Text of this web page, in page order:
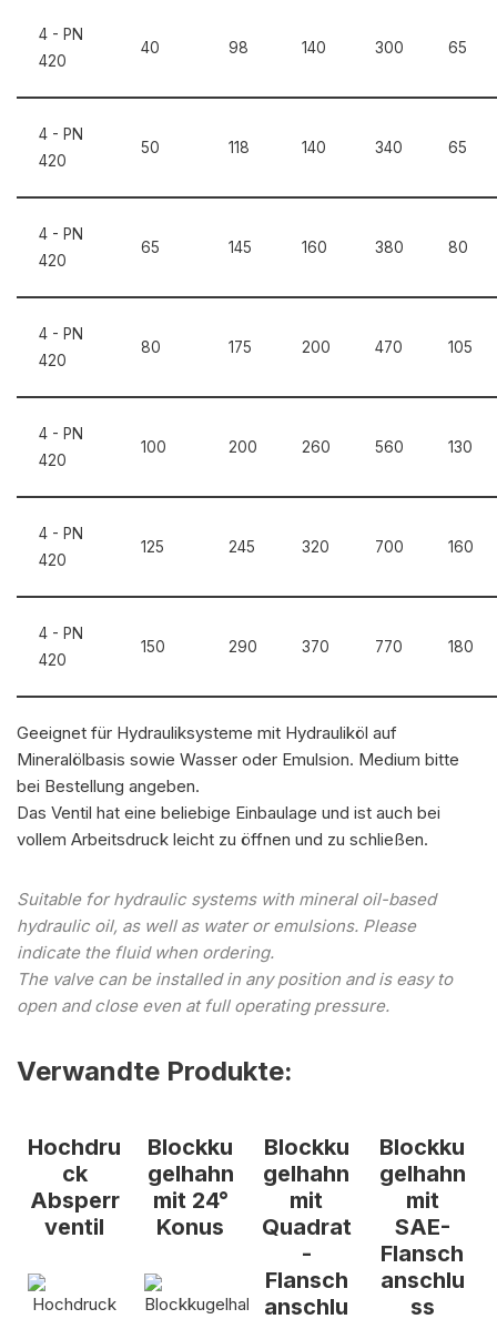
4 - PN
420
40 98 140 300 65
4 - PN
420
50 118 140 340 65
4 - PN
420
65 145 160 380 80
4 - PN
420
80 175 200 470 105
4 - PN
420
100 200 260 560 130
4 - PN
420
125 245 320 700 160
4 - PN
420
150 290 370 770 180
Geeignet für Hydrauliksysteme mit Hydrauliköl auf
Mineralölbasis sowie Wasser oder Emulsion. Medium bitte
bei Bestellung angeben.
Das Ventil hat eine beliebige Einbaulage und ist auch bei
vollem Arbeitsdruck leicht zu öffnen und zu schließen.
Suitable for hydraulic systems with mineral oil-based
hydraulic oil, as well as water or emulsions. Please
indicate the fluid when ordering.
The valve can be installed in any position and is easy to
open and close even at full operating pressure.
Verwandte Produkte:
Hochdru
ck
Absperr
ventil
Blockku
gelhahn
mit 24°
Konus
Blockku
gelhahn
mit
Quadrat
-
Flansch
anschlu
Blockku
gelhahn
mit
SAE-
Flansch
anschlu
ss